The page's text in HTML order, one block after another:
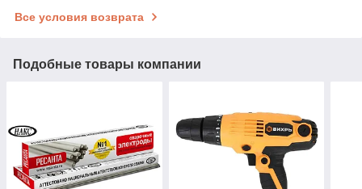
Все условия возврата
Подобные товары компании